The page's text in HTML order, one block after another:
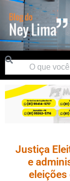
Justiça
e
eleições